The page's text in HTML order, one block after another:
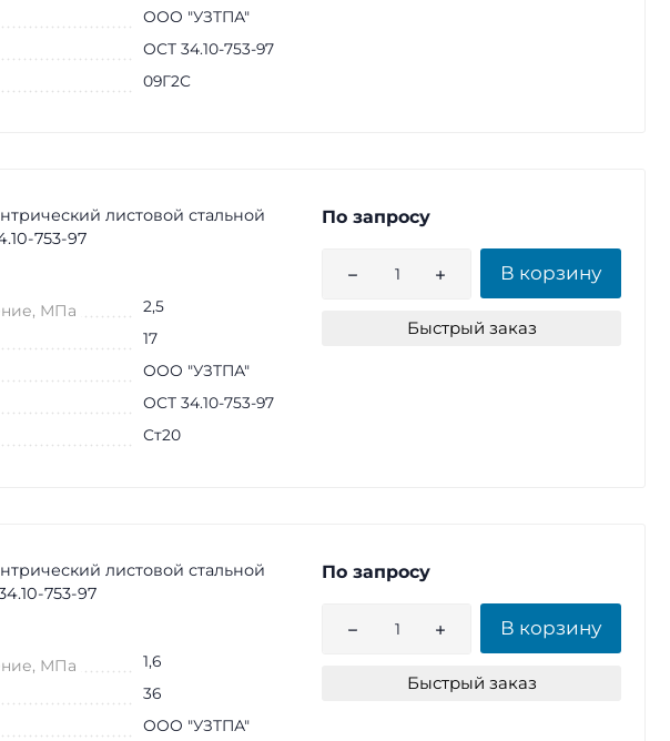
ООО "УЗТПА"
ОСТ 34.10-753-97
09Г2С
листовой стальной
753-97
МПа 2,5
17
ООО "УЗТПА"
ОСТ 34.10-753-97
Ст20
По запросу
В корзину
Быстрый заказ
листовой стальной
753-97
МПа 1,6
36
ООО "УЗТПА"
По запросу
В корзину
Быстрый заказ